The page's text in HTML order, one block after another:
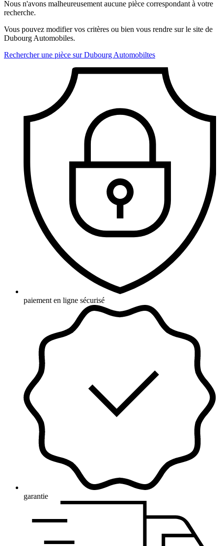
Nous n'avons malheureusement aucune pièce correspondant à votre
recherche.
Vous pouvez modifier vos critères ou bien vous rendre sur le site de
Dubourg Automobiles.
Rechercher une pièce sur Dubourg Automobiltes
paiement en ligne sécurisé
garantie